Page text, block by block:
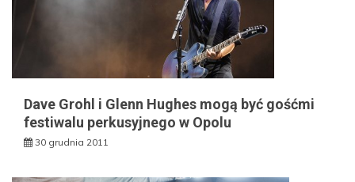
Dave Grohl i Glenn Hughes mogą być gośćmi
festiwalu perkusyjnego w Opolu
30 grudnia 2011